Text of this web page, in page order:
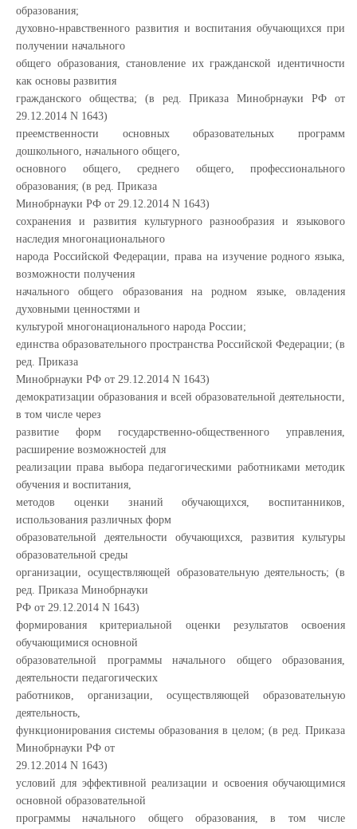
образования;
духовно-нравственного развития и воспитания обучающихся при
получении начального
общего образования, становление их гражданской идентичности
как основы развития
гражданского общества; (в ред. Приказа Минобрнауки РФ от
29.12.2014 N 1643)
преемственности основных образовательных программ
дошкольного, начального общего,
основного общего, среднего общего, профессионального
образования; (в ред. Приказа
Минобрнауки РФ от 29.12.2014 N 1643)
сохранения и развития культурного разнообразия и языкового
наследия многонационального
народа Российской Федерации, права на изучение родного языка,
возможности получения
начального общего образования на родном языке, овладения
духовными ценностями и
культурой многонационального народа России;
единства образовательного пространства Российской Федерации; (в
ред. Приказа
Минобрнауки РФ от 29.12.2014 N 1643)
демократизации образования и всей образовательной деятельности,
в том числе через
развитие форм государственно-общественного управления,
расширение возможностей для
реализации права выбора педагогическими работниками методик
обучения и воспитания,
методов оценки знаний обучающихся, воспитанников,
использования различных форм
образовательной деятельности обучающихся, развития культуры
образовательной среды
организации, осуществляющей образовательную деятельность; (в
ред. Приказа Минобрнауки
РФ от 29.12.2014 N 1643)
формирования критериальной оценки результатов освоения
обучающимися основной
образовательной программы начального общего образования,
деятельности педагогических
работников, организации, осуществляющей образовательную
деятельность,
функционирования системы образования в целом; (в ред. Приказа
Минобрнауки РФ от
29.12.2014 N 1643)
условий для эффективной реализации и освоения обучающимися
основной образовательной
программы начального общего образования, в том числе